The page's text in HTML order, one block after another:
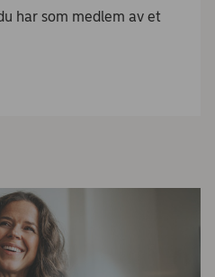
har som medlem av et